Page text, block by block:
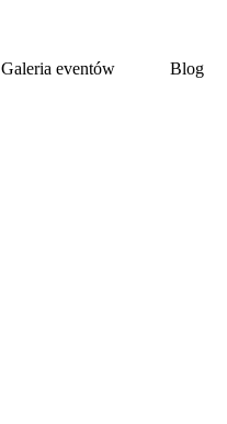
Galeria eventów Blog